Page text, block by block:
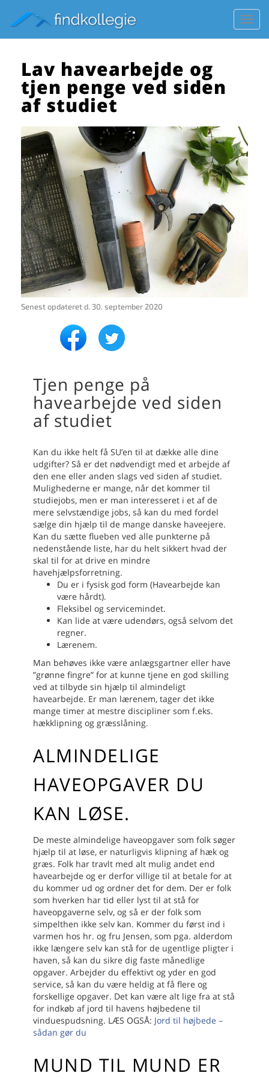
Lav havearbejde og
tjen penge ved siden
af studiet
Senest opdateret d. 30. september 2020
Tjen penge på
havearbejde ved siden
af studiet
Kan du ikke helt få SU’en til at dække alle dine
udgifter? Så er det nødvendigt med et arbejde af
den ene eller anden slags ved siden af studiet.
Mulighederne er mange, når det kommer til
studiejobs, men er man interesseret i et af de
mere selvstændige jobs, så kan du med fordel
sælge din hjælp til de mange danske haveejere.
Kan du sætte flueben ved alle punkterne på
nedenstående liste, har du helt sikkert hvad der
skal til for at drive en mindre
havehjælpsforretning.
Du er i fysisk god form (Havearbejde kan
være hårdt).
Fleksibel og servicemindet.
Kan lide at være udendørs, også selvom det
regner.
Lærenem.
Man behøves ikke være anlægsgartner eller have
”grønne fingre” for at kunne tjene en god skilling
ved at tilbyde sin hjælp til almindeligt
havearbejde. Er man lærenem, tager det ikke
mange timer at mestre discipliner som f.eks.
hækklipning og græsslåning.
ALMINDELIGE
HAVEOPGAVER DU
KAN LØSE.
De meste almindelige haveopgaver som folk søger
hjælp til at løse, er naturligvis klipning af hæk og
græs. Folk har travlt med alt mulig andet end
havearbejde og er derfor villige til at betale for at
du kommer ud og ordner det for dem. Der er folk
som hverken har tid eller lyst til at stå for
haveopgaverne selv, og så er der folk som
simpelthen ikke selv kan. Kommer du først ind i
varmen hos hr. og fru Jensen, som pga. alderdom
ikke længere selv kan stå for de ugentlige pligter i
haven, så kan du sikre dig faste månedlige
opgaver. Arbejder du effektivt og yder en god
service, så kan du være heldig at få flere og
forskellige opgaver. Det kan være alt lige fra at stå
for indkøb af jord til havens højbedene til
vinduespudsning. LÆS OGSÅ: Jord til højbede –
sådan gør du
MUND TIL MUND ER